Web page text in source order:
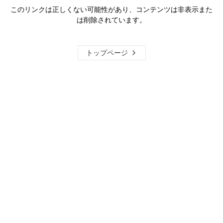
このリンクは正しくない可能性があり、コンテンツは非表示また
は削除されています。
トップページ